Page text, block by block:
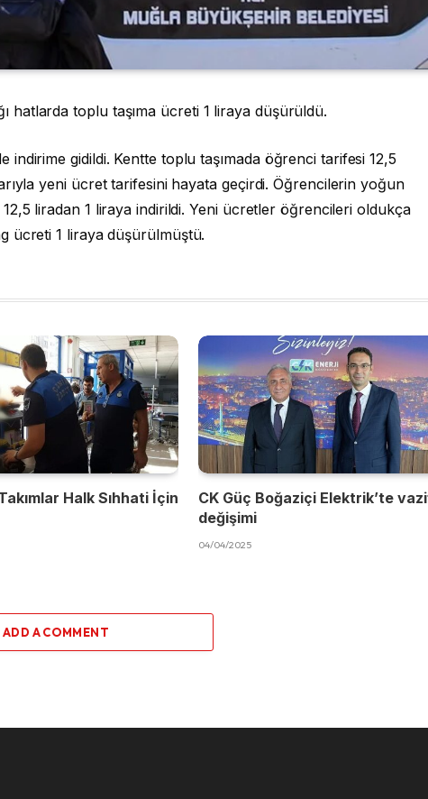
hatlarda toplu taşıma ücreti 1 liraya düşürüldü.
indirime gidildi. Kentte toplu taşımada öğrenci tarifesi 12,5
yeni ücret tarifesini hayata geçirdi. Öğrencilerin yoğun
12,5 liradan 1 liraya indirildi. Yeni ücretler öğrencileri oldukça
ücreti 1 liraya düşürülmüştü.
Halk Sıhhati İçin
CK Güç Boğaziçi Elektrik’te
değişimi
04/04/2025
ADD A COMMENT